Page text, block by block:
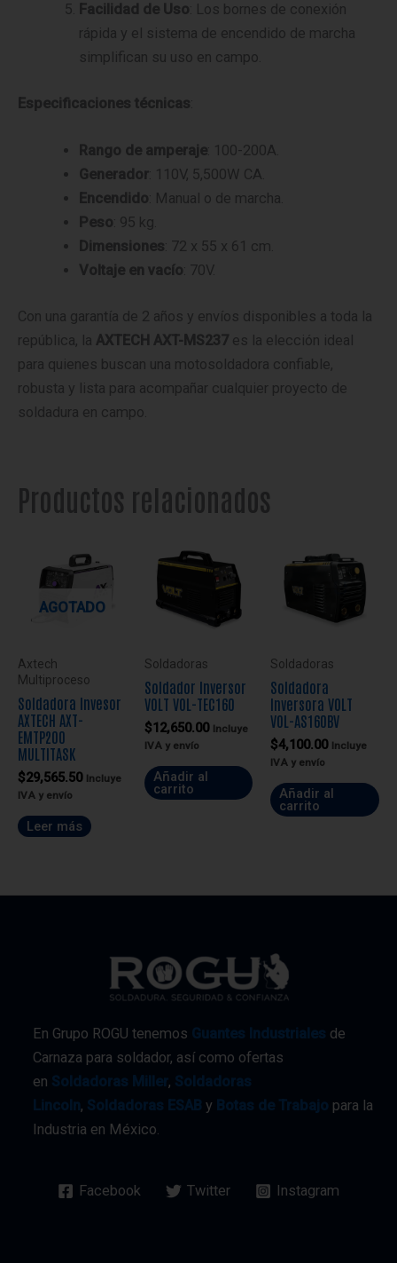
Facilidad de Uso : Los bornes de conexión
rápida y el sistema de encendido de marcha
simplifican su uso en campo.
Especificaciones técnicas
Rango de amperaje : 100-200A.
Generador : 110V, 5,500W CA.
Encendido : Manual o de marcha.
Peso : 95 kg.
Dimensiones : 72 x 55 x 61 cm.
Voltaje en vacío : 70V.
Con una garantía de 2 años y envíos disponibles a toda la
república, la AXTECH AXT-MS237 es la elección ideal
para quienes buscan una motosoldadora confiable,
robusta y lista para acompañar cualquier proyecto de
soldadura en campo.
Productos relacionados
AGOTADO
Axtech
Multiproceso
Soldadora Invesor
AXTECH AXT-
EMTP200
MULTITASK
$29,565.50 Incluye
IVA y envío
Leer más
Soldadoras
Soldador Inversor
VOLT VOL-TEC160
$12,650.00 Incluye
IVA y envío
Añadir al
carrito
Soldadoras
Soldadora
Inversora VOLT
VOL-AS160BV
$4,100.00 Incluye
IVA y envío
Añadir al
carrito
En Grupo ROGU tenemos Guantes Industriales de
Carnaza para soldador, así como ofertas
en Soldadoras Miller, Soldadoras
Lincoln, Soldadoras ESAB y Botas de Trabajo para la
Industria en México.
Facebook Twitter Instagram